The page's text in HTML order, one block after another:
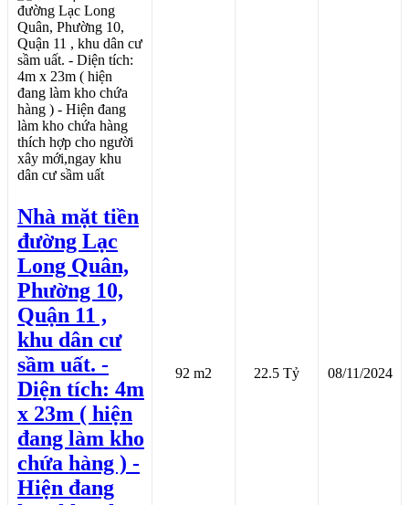
Nhà mặt tiền
đường Lạc
Long Quân,
Phường 10,
Quận 11 ,
khu dân cư
sầm uất. -
Diện tích: 4m
x 23m ( hiện
đang làm kho
chứa hàng ) -
Hiện đang
92 m2 22.5 Tỷ 08/11/2024